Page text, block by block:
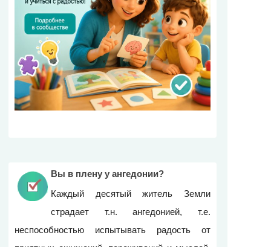
Вы в плену у ангедонии?
Каждый десятый житель Земли
страдает т.н. ангедонией, т.е.
неспособностью испытывать радость от